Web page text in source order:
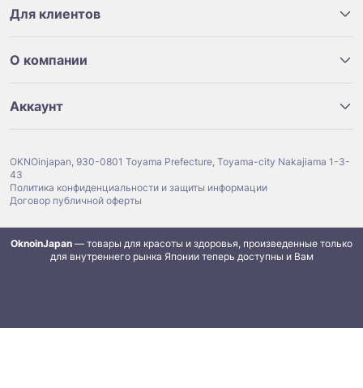
Для клиентов
О компании
Аккаунт
OKNOinjapan, 930-0801 Toyama Prefecture, Toyama-city Nakajiama 1-3-
43
Политика конфиденциальности и защиты информации
Договор публичной оферты
OknoinJapan — товары для красоты и здоровья, произведенные только
для внутреннего рынка Японии теперь доступны и Вам